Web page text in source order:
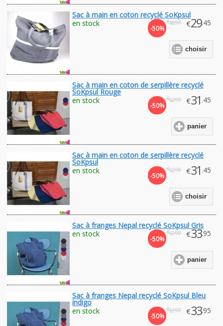
Sac à main en coton recyclé SoKpsul
-50%
€58.90 €29.45
en stock
choisir
Sac à main en coton de serpillère recyclé
SoKpsul Rouge
-50%
€62.90 €31 .45
en stock
panier
Sac à main en coton de serpillère recyclé
SoKpsul
-50%
€62.90 €31 .45
en stock
choisir
Sac à franges Nepal recyclé SoKpsul Gris
-50%
€67.90 €33.95
en stock
panier
Sac à franges Nepal recyclé SoKpsul Bleu
indigo
-50%
€67.90 €33.95
en stock